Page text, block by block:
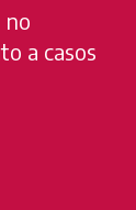
no
a casos